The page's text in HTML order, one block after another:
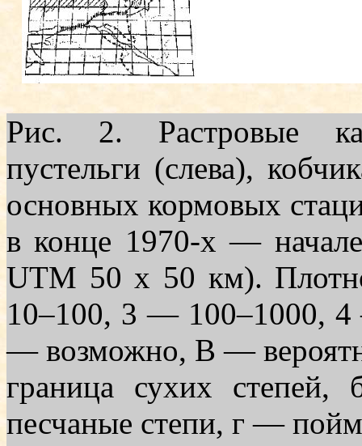
Рис. 2. Растровые
пустельги (слева),
основных кормовых
в конце 1970-х — начале
UTM 50 х 50 км).
10–100, 3 — 100–1000, 4
— возможно, В —
граница сухих
песчаные сте­пи, г —